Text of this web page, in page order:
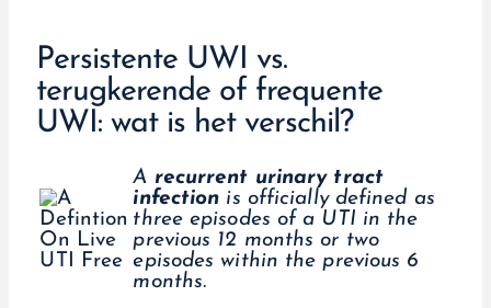
Persistente UWI vs.
terugkerende of frequente
UWI: wat is het verschil?
A recurrent urinary tract
infection is officially defined as
three episodes of a UTI in the
previous 12 months or two
episodes within the previous 6
months.